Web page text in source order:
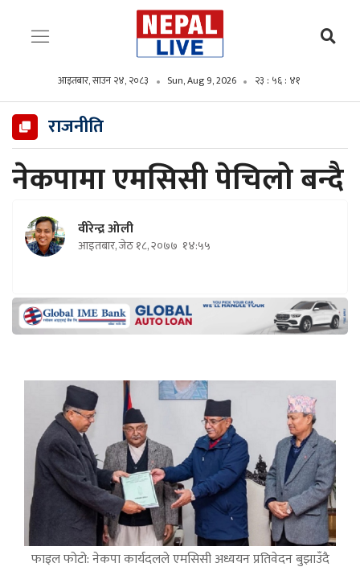
आइतबार, साउन २४, २०८३ Sun, Aug 9, 2026 २३ : ५६ : ४३
राजनीति
नेकपामा एमसिसी पेचिलो बन्दै
वीरेन्द्र ओली
आइतबार, जेठ १८, २०७७ १४:५५
फाइल फोटो: नेकपा कार्यदलले एमसिसी अध्ययन प्रतिवेदन बुझाउँदै